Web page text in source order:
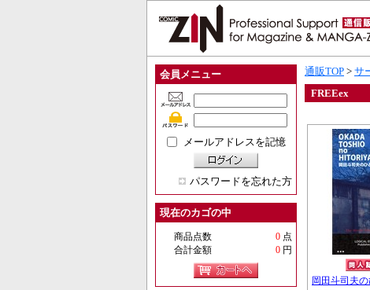
会員メニュー
メールアドレスを記憶
パスワードを忘れた方
現在のカゴの中
商品点数 0 点
合計金額
0 円
通販TOP > サ
FREEex
岡田斗司夫